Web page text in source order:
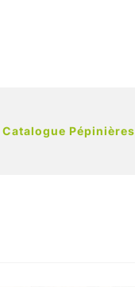
Catalogue Pépinières